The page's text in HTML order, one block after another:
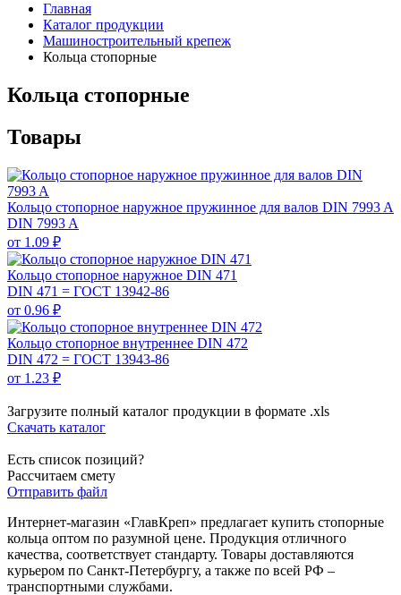
Главная
Каталог продукции
Машиностроительный крепеж
Кольца стопорные
Кольца стопорные
Товары
Кольцо стопорное наружное пружинное для валов DIN 7993 A
DIN 7993 A
от 1.09 ₽
Кольцо стопорное наружное DIN 471
DIN 471 = ГОСТ 13942-86
от 0.96 ₽
Кольцо стопорное внутреннее DIN 472
DIN 472 = ГОСТ 13943-86
от 1.23 ₽
Загрузите полный каталог продукции в формате .xls
Скачать каталог
Есть список позиций?
Рассчитаем смету
Отправить файл
Интернет-магазин «ГлавКреп» предлагает купить стопорные
кольца оптом по разумной цене. Продукция отличного
качества, соответствует стандарту. Товары доставляются
курьером по Санкт-Петербургу, а также по всей РФ –
транспортными службами.